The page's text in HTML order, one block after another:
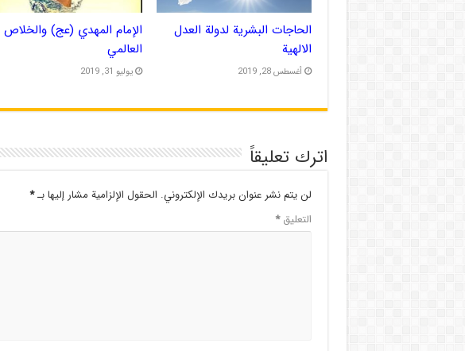
الحاجات البشرية لدولة العدل
الالهية
أغسطس 28, 2019
الإمام المهدي (عج) والخلاص
العالمي
يوليو 31, 2019
اترك تعليقاً
لن يتم نشر عنوان بريدك الإلكتروني. الحقول الإلزامية مشار إليها بـ*
التعليق*